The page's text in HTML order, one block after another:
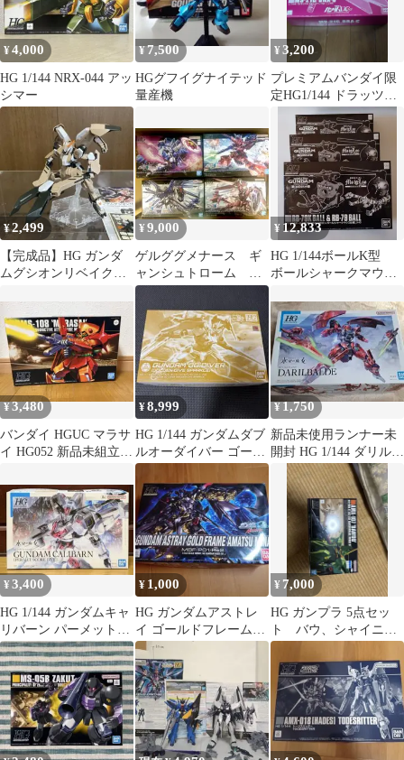
¥4,000
HG 1/144 NRX-044 アッ
シマー
¥7,500
HGグフイグナイテッド
量産機
¥3,200
プレミアムバンダイ限
定HG1/144 ドラッツェ
(ユニコーンver.)
¥2,499
【完成品】HG ガンダ
ムグシオンリベイクフ
¥9,000
ゲルググメナース ギ
ャンシュトローム
他 4点セット売り 外
箱凹み擦り傷あり
¥ 12,833
HG 1/144ボールK型
ボールシャークマウス
¥3,480
バンダイ HGUC マラサ
イ HG052 新品未組立
品
¥8,999
HG 1/144 ガンダムダブ
ルオーダイバー ゴール
デンダイブスパークル
新品
¥1,750
新品未使用ランナー未
開封 HG 1/144 ダリルバ
ルデ 水星の魔女 プラモ
デル
¥3,400
HG 1/144 ガンダムキャ
リバーン パーメットス
コア・ファイブ
¥ 1,000
HG ガンダムアストレ
イ ゴールドフレーム天
ミナ 半組立
¥ 7,000
HG ガンプラ 5点セッ
ト バウ、シャイニン
グ、グレイズ、gセル
フ、ガンダム